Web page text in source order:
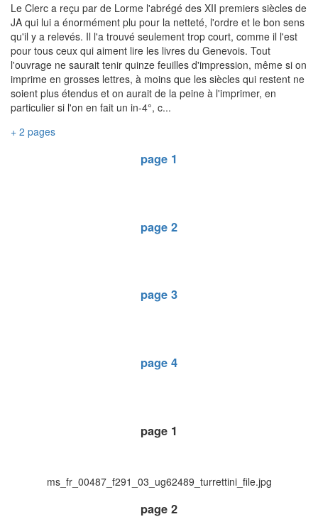
Le Clerc a reçu par de Lorme l'abrégé des XII premiers siècles de
JA qui lui a énormément plu pour la netteté, l'ordre et le bon sens
qu'il y a relevés. Il l'a trouvé seulement trop court, comme il l'est
pour tous ceux qui aiment lire les livres du Genevois. Tout
l'ouvrage ne saurait tenir quinze feuilles d'impression, même si on
imprime en grosses lettres, à moins que les siècles qui restent ne
soient plus étendus et on aurait de la peine à l'imprimer, en
particulier si l'on en fait un in-4°, c...
+ 2 pages
page 1
page 2
page 3
page 4
page 1
ms_fr_00487_f291_03_ug62489_turrettini_file.jpg
page 2